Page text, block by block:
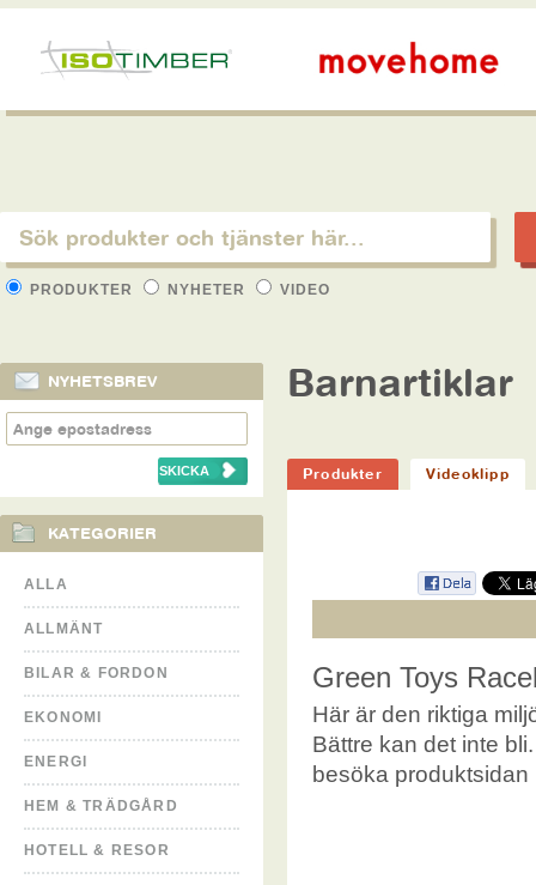
PRODUKTER NYHETER VIDEO
NYHETSBREV
KATEGORIER
ALLA
ALLMÄNT
BILAR & FORDON
EKONOMI
ENERGI
HEM & TRÄDGÅRD
HOTELL & RESOR
Barnartiklar
Produkter Videoklipp
Green Toys
Här är den riktiga
Bättre kan det inte
besöka